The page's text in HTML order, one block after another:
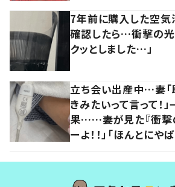
7年前に購入した空
確認したら…衝撃の光
クッとしました…」
立ち会い出産中…妻「
きみたいって言って！
果……妻が見た『衝撃
ーよ！！」「ほんとにやば